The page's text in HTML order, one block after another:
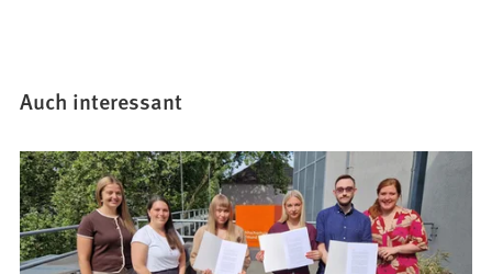
Auch interessant